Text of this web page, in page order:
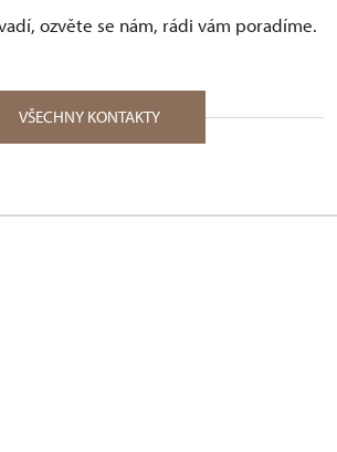
ozvěte se nám, rádi vám poradíme.
VŠECHNY KONTAKTY